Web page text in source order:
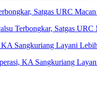
Terbongkar, Satgas
KA Sangkuriang